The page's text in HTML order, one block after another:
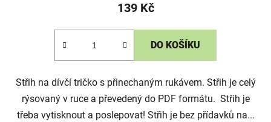
139 Kč
DO KOŠÍKU
Střih na dívčí tričko s přinechaným rukávem. Střih je celý
rýsovaný v ruce a převedený do PDF formátu. Střih je
třeba vytisknout a poslepovat! Střih je bez přídavků na...